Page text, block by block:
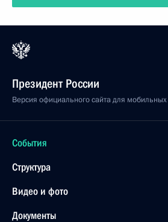
Президент России
Версия официального сайта для мобильных
События
Структура
Видео и фото
Документы